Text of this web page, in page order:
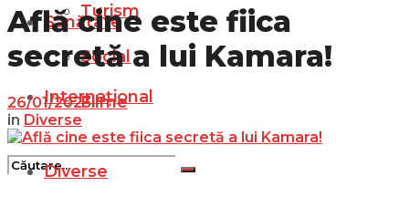
Turism
Social
Filme
Sănătate
Internațional
Diverse
Află cine este fiica
secretă a lui Kamara!
26/01/2023
in Diverse